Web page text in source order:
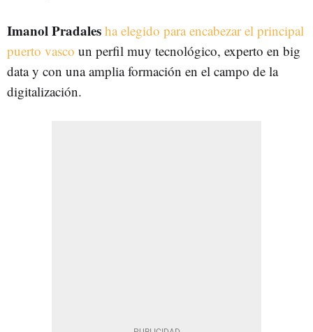
Imanol Pradales ha elegido para encabezar el principal
puerto vasco un perfil muy tecnológico, experto en big
data y con una amplia formación en el campo de la
digitalización.